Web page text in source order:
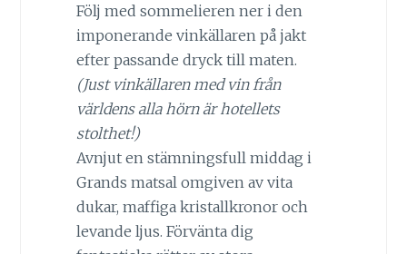
Följ med sommelieren ner i den
imponerande vinkällaren på jakt
efter passande dryck till maten.
(Just vinkällaren med vin från
världens alla hörn är hotellets
stolthet!)
Avnjut en stämningsfull middag i
Grands matsal omgiven av vita
dukar, maffiga kristallkronor och
levande ljus. Förvänta dig